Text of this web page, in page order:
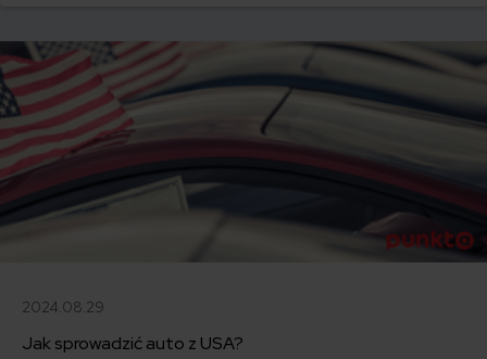
2024.08.29
Jak sprowadzić auto z USA?